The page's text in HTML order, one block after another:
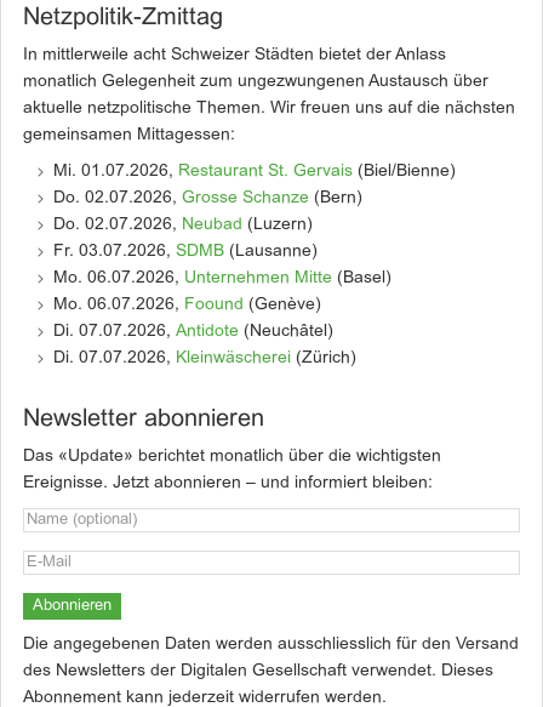
Netzpolitik-Zmittag
In mittlerweile acht Schweizer Städten bietet der Anlass
monatlich Gelegenheit zum ungezwungenen Austausch über
aktuelle netzpolitische Themen. Wir freuen uns auf die nächsten
gemeinsamen Mittagessen:
Mi. 01.07.2026, Restaurant St. Gervais (Biel/Bienne)
Do. 02.07.2026, Grosse Schanze (Bern)
Do. 02.07.2026, Neubad (Luzern)
Fr. 03.07.2026, SDMB (Lausanne)
Mo. 06.07.2026, Unternehmen Mitte (Basel)
Mo. 06.07.2026, Foound (Genève)
Di. 07.07.2026, Antidote (Neuchâtel)
Di. 07.07.2026, Kleinwäscherei (Zürich)
Newsletter abonnieren
Das «Update» berichtet monatlich über die wichtigsten
Ereignisse. Jetzt abonnieren – und informiert bleiben:
Die angegebenen Daten werden ausschliesslich für den Versand
des Newsletters der Digitalen Gesellschaft verwendet. Dieses
Abonnement kann jederzeit widerrufen werden.